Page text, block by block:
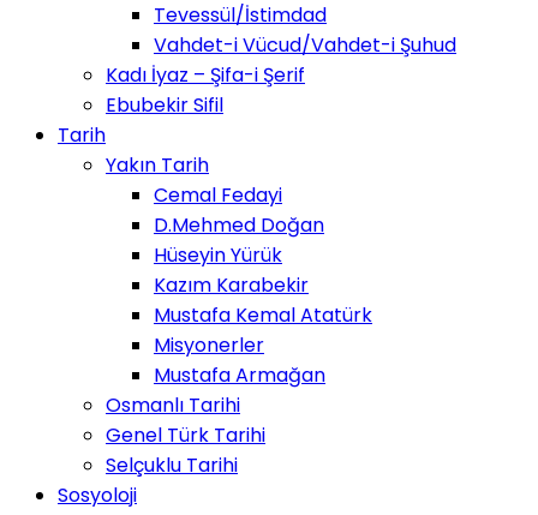
Tevessül/İstimdad
Vahdet-i Vücud/Vahdet-i Şuhud
Kadı İyaz – Şifa-i Şerif
Ebubekir Sifil
Tarih
Yakın Tarih
Cemal Fedayi
D.Mehmed Doğan
Hüseyin Yürük
Kazım Karabekir
Mustafa Kemal Atatürk
Misyonerler
Mustafa Armağan
Osmanlı Tarihi
Genel Türk Tarihi
Selçuklu Tarihi
Sosyoloji